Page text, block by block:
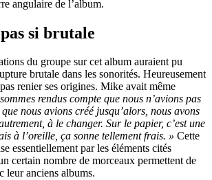
angulaire de l’album.
si brutale
du groupe sur cet album auraient pu
brutale dans les sonorités. Heureusement
renier ses origines. Mike avait même
rendus compte que nous n’avions pas
nous avions créé jusqu’alors, nous avons
à le changer. Sur le papier, c’est une
à l’oreille, ça sonne tellement frais. » Cette
essentiellement par les éléments cités
certain nombre de morceaux permettent de
leur anciens albums.